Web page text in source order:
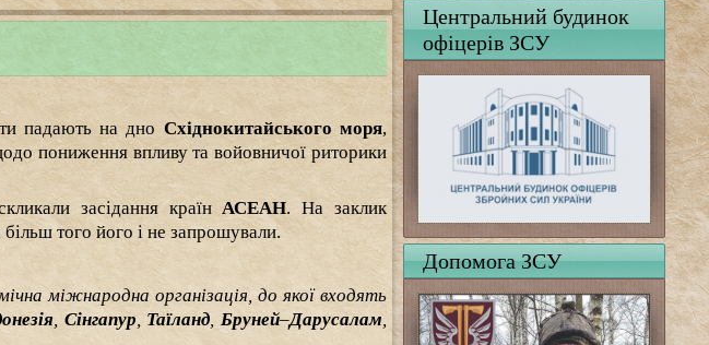
падають на дно Східнокитайського моря,
пониження впливу та войовничої риторики
засідання країн АСЕАН. На заклик
того його і не запрошували.
міжнародна організація, до якої входять
Сінгапур,Таїланд Бруней–Дарусалам,
Центральний будинок
офіцерів ЗСУ
Допомога ЗСУ